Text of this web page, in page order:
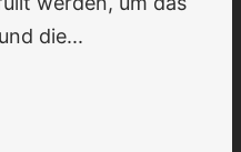
die...